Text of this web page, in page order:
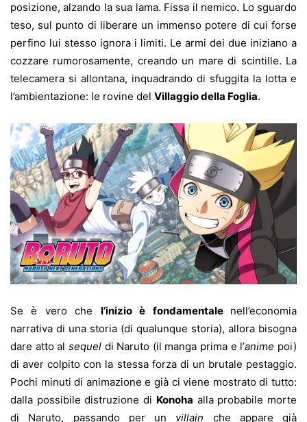
posizione, alzando la sua lama. Fissa il nemico. Lo sguardo
teso, sul punto di liberare un immenso potere di cui forse
perfino lui stesso ignora i limiti. Le armi dei due iniziano a
cozzare rumorosamente, creando un mare di scintille. La
telecamera si allontana, inquadrando di sfuggita la lotta e
l’ambientazione: le rovine del Villaggio della Foglia.
Se è vero che l’inizio è fondamentale nell’economia
narrativa di una storia (di qualunque storia), allora bisogna
dare atto al sequeldi Naruto (il manga prima e l’anime poi)
di aver colpito con la stessa forza di un brutale pestaggio.
Pochi minuti di animazione e già ci viene mostrato di tutto:
dalla possibile distruzione di Konoha alla probabile morte
di Naruto, passando per un villain che appare già